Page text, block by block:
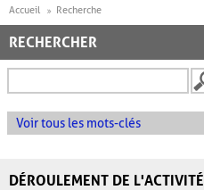
Accueil Recherche
RECHERCHER
Voir tous les mots-clés
DÉROULEMENT DE L'ACTIVITÉ